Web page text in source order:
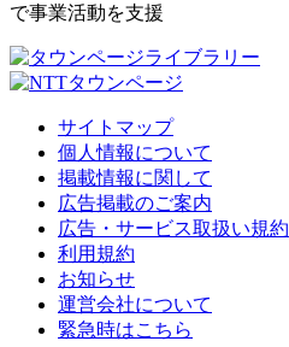
で事業活動を支援
サイトマップ
個人情報について
掲載情報に関して
広告掲載のご案内
広告・サービス取扱い規約
利用規約
お知らせ
運営会社について
緊急時はこちら